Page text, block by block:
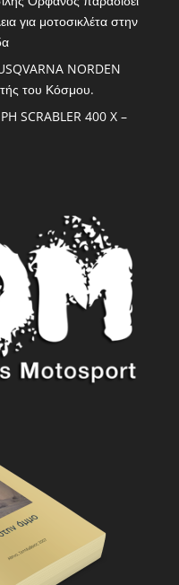
για μοτοσικλέτα στην
NORDEN
του Κόσμου.
SCRABLER 400 X –